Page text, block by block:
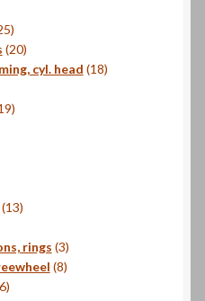
25
produits
2020
produits
cyl. head 1818
19
1313
rings 33
produits
88
16